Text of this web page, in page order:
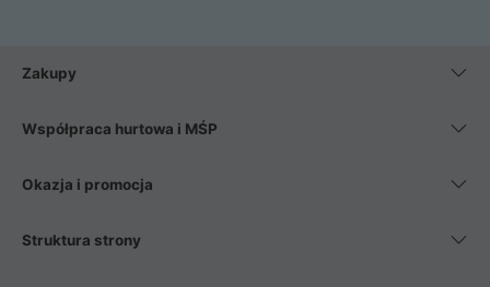
Zakupy
Współpraca hurtowa i MŚP
Okazja i promocja
Struktura strony